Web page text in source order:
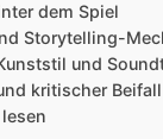
dem Spiel
Storytelling-
und
kritischer Beifall